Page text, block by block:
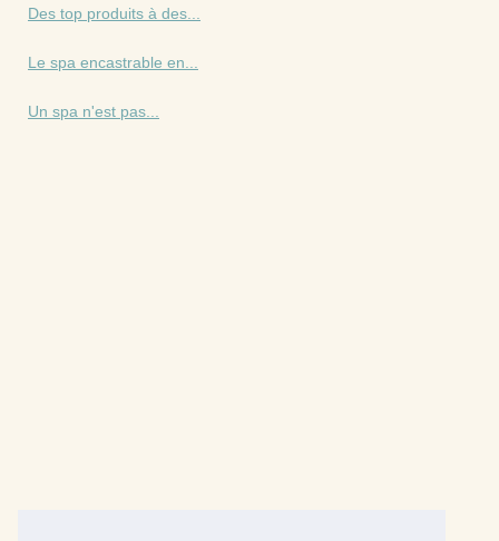
Des top produits à des...
Le spa encastrable en...
Un spa n'est pas...